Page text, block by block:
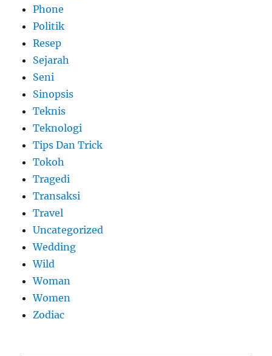
Phone
Politik
Resep
Sejarah
Seni
Sinopsis
Teknis
Teknologi
Tips Dan Trick
Tokoh
Tragedi
Transaksi
Travel
Uncategorized
Wedding
Wild
Woman
Women
Zodiac